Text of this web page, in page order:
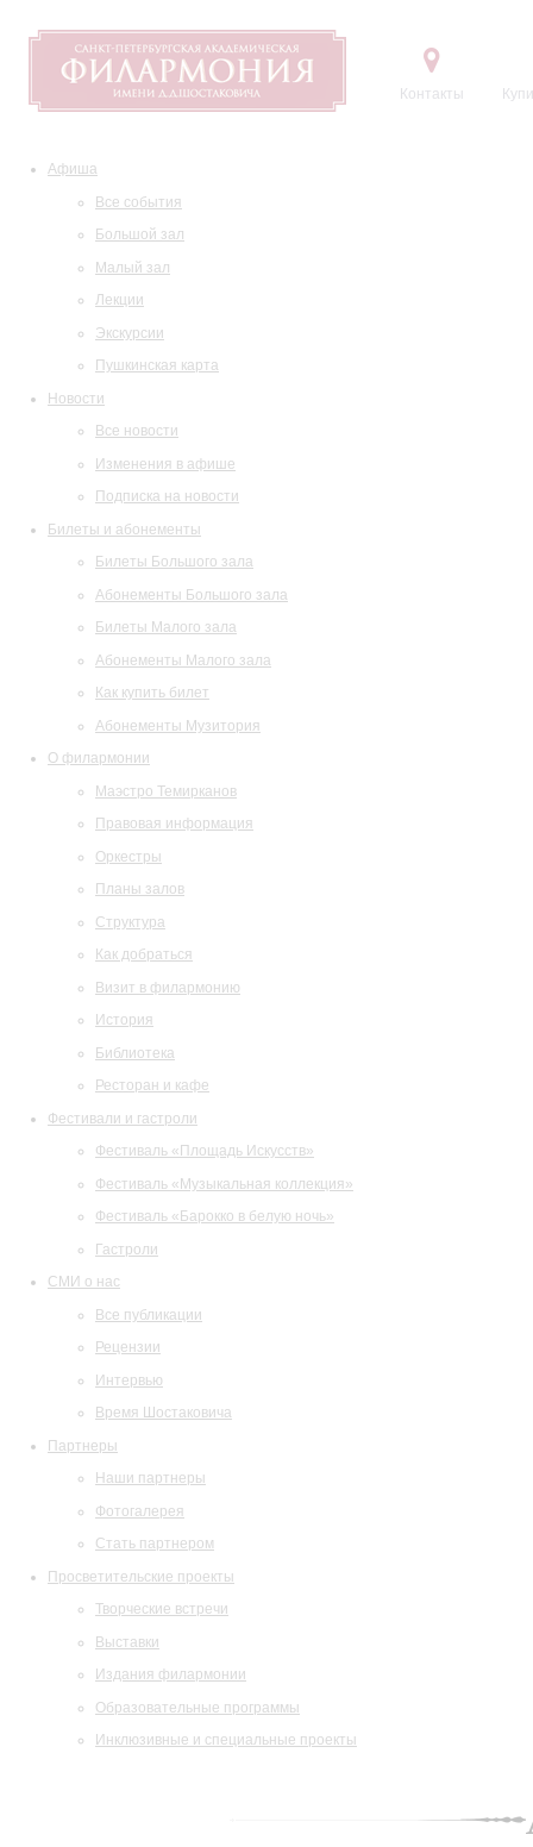
Контакты
Афиша
Все события
Большой зал
Малый зал
Лекции
Экскурсии
Пушкинская карта
Новости
Все новости
Изменения в афише
Подписка на новости
Билеты и абонементы
Билеты Большого зала
Абонементы Большого зала
Билеты Малого зала
Абонементы Малого зала
Как купить билет
Абонементы Музитория
О филармонии
Маэстро Темирканов
Правовая информация
Оркестры
Планы залов
Структура
Как добраться
Визит в филармонию
История
Библиотека
Ресторан и кафе
Фестивали и гастроли
Фестиваль «Площадь Искусств»
Фестиваль «Музыкальная коллекция»
Фестиваль «Барокко в белую ночь»
Гастроли
СМИ о нас
Все публикации
Рецензии
Интервью
Время Шостаковича
Партнеры
Наши партнеры
Фотогалерея
Стать партнером
Просветительские проекты
Творческие встречи
Выставки
Издания филармонии
Образовательные программы
Инклюзивные и специальные проекты